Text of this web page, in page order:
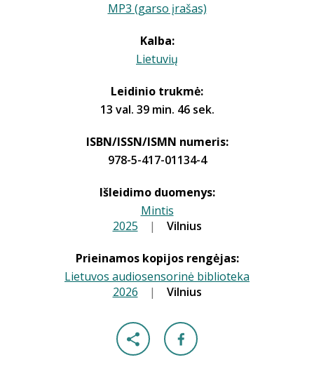
MP3 (garso įrašas)
Kalba:
Lietuvių
Leidinio trukmė:
13 val. 39 min. 46 sek.
ISBN/ISSN/ISMN numeris:
978-5-417-01134-4
Išleidimo duomenys:
Mintis
2025 | Vilnius
Prieinamos kopijos rengėjas:
Lietuvos audiosensorinė biblioteka
2026 | Vilnius